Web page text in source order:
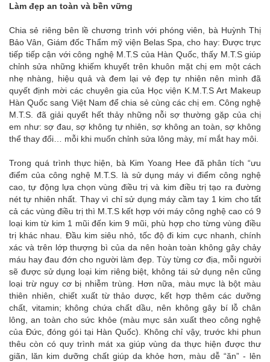
Làm đẹp an toàn và bền vững
Chia sẻ riêng bên lề chương trình với phóng viên, bà Huỳnh Thị
Bảo Vân, Giám đốc Thẩm mỹ viện Belas Spa, cho hay: Được trực
tiếp tiếp cận với công nghệ M.T.S của Hàn Quốc, thấy M.T.S giúp
chỉnh sửa những khiếm khuyết trên khuôn mặt chị em một cách
nhẹ nhàng, hiệu quả và đem lại vẻ đẹp tự nhiên nên mình đã
quyết định mời các chuyên gia của Học viện K.M.T.S Art Makeup
Hàn Quốc sang Việt Nam để chia sẻ cùng các chị em. Công nghệ
M.T.S. đã giải quyết hết thảy những nỗi sợ thường gặp của chị
em như: sợ đau, sợ không tự nhiên, sợ không an toàn, sợ không
thể thay đổi… mỗi khi muốn chỉnh sửa lông mày, mí mắt hay môi.
Trong quá trình thực hiện, bà Kim Yoang Hee đã phân tích “ưu
điểm của công nghệ M.T.S. là sử dụng máy vi điểm công nghệ
cao, tự động lựa chọn vùng điều trị và kim điều trị tạo ra đường
nét tự nhiên nhất. Thay vì chỉ sử dụng máy cầm tay 1 kim cho tất
cả các vùng điều trị thì M.T.S kết hợp với máy công nghệ cao có 9
loại kim từ kim 1 mũi đến kim 9 mũi, phù hợp cho từng vùng điều
trị khác nhau. Đầu kim siêu nhỏ, tốc độ đi kim cực nhanh, chính
xác và trên lớp thượng bì của da nên hoàn toàn không gây chảy
máu hay đau đớn cho người làm đẹp. Tùy từng cơ địa, mỗi người
sẽ được sử dụng loại kim riêng biệt, không tái sử dụng nên cũng
loại trừ nguy cơ bị nhiễm trùng. Hơn nữa, màu mực là bột màu
thiên nhiên, chiết xuất từ thảo dược, kết hợp thêm các dưỡng
chất, vitamin; không chứa chất dầu, nên không gây bí lỗ chân
lông, an toàn cho sức khỏe (màu mực sản xuất theo công nghệ
của Đức, đóng gói tại Hàn Quốc). Không chỉ vậy, trước khi phun
thêu còn có quy trình mát xa giúp vùng da thực hiện được thư
giãn, lăn kim dưỡng chất giúp da khỏe hơn, màu dễ “ăn” - lên